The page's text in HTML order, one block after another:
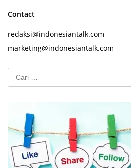
Contact
redaksi@indonesiantalk.com
marketing@indonesiantalk.com
Cari
untuk: